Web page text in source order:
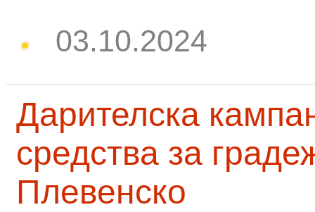
03.10.2024
Дарителска
средства за
Плевенско